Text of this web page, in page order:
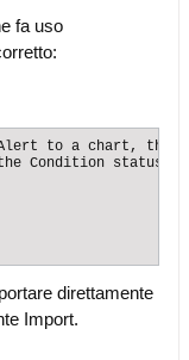
fa uso
to a chart, the
Condition status
direttamente
Import.